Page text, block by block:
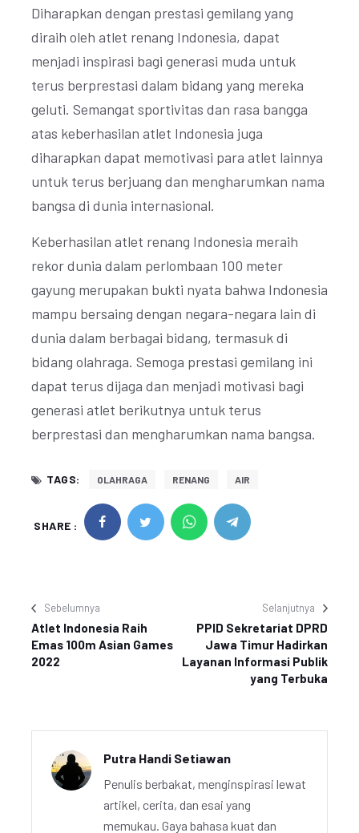
Diharapkan dengan prestasi gemilang yang
diraih oleh atlet renang Indonesia, dapat
menjadi inspirasi bagi generasi muda untuk
terus berprestasi dalam bidang yang mereka
geluti. Semangat sportivitas dan rasa bangga
atas keberhasilan atlet Indonesia juga
diharapkan dapat memotivasi para atlet lainnya
untuk terus berjuang dan mengharumkan nama
bangsa di dunia internasional.
Keberhasilan atlet renang Indonesia meraih
rekor dunia dalam perlombaan 100 meter
gayung merupakan bukti nyata bahwa Indonesia
mampu bersaing dengan negara-negara lain di
dunia dalam berbagai bidang, termasuk di
bidang olahraga. Semoga prestasi gemilang ini
dapat terus dijaga dan menjadi motivasi bagi
generasi atlet berikutnya untuk terus
berprestasi dan mengharumkan nama bangsa.
TAGS: OLAHRAGA RENANG AIR
SHARE :
Sebelumnya
Atlet Indonesia Raih
Emas 100m Asian Games
2022
Selanjutnya
PPID Sekretariat DPRD
Jawa Timur Hadirkan
Layanan Informasi Publik
yang Terbuka
Putra Handi Setiawan
Penulis berbakat, menginspirasi lewat
artikel, cerita, dan esai yang
memukau. Gaya bahasa kuat dan